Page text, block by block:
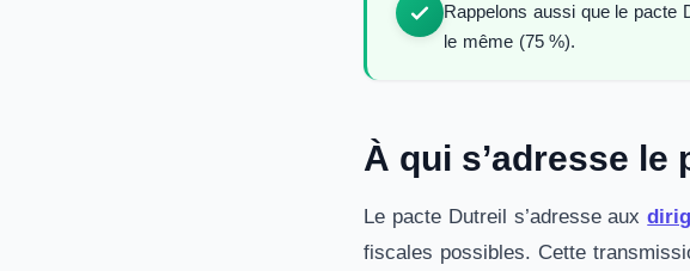
Rappelons aussi que le pacte
le même (75 %).
À qui s’adresse le
Le pacte Dutreil s’adresse aux
fiscales possibles. Cette